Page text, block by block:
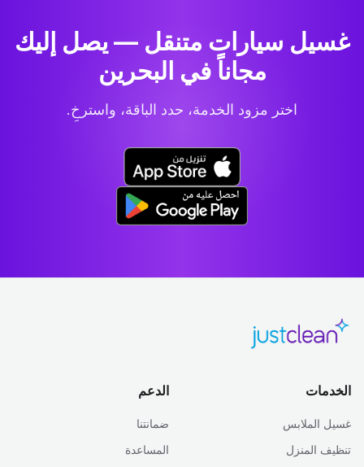
غسيل سيارات متنقل — يصل إليك
مجاناً في البحرين
اختر مزود الخدمة، حدد الباقة، واسترخِ.
الخدمات
غسيل الملابس
تنظيف المنزل
الدعم
ضمانتنا
المساعدة